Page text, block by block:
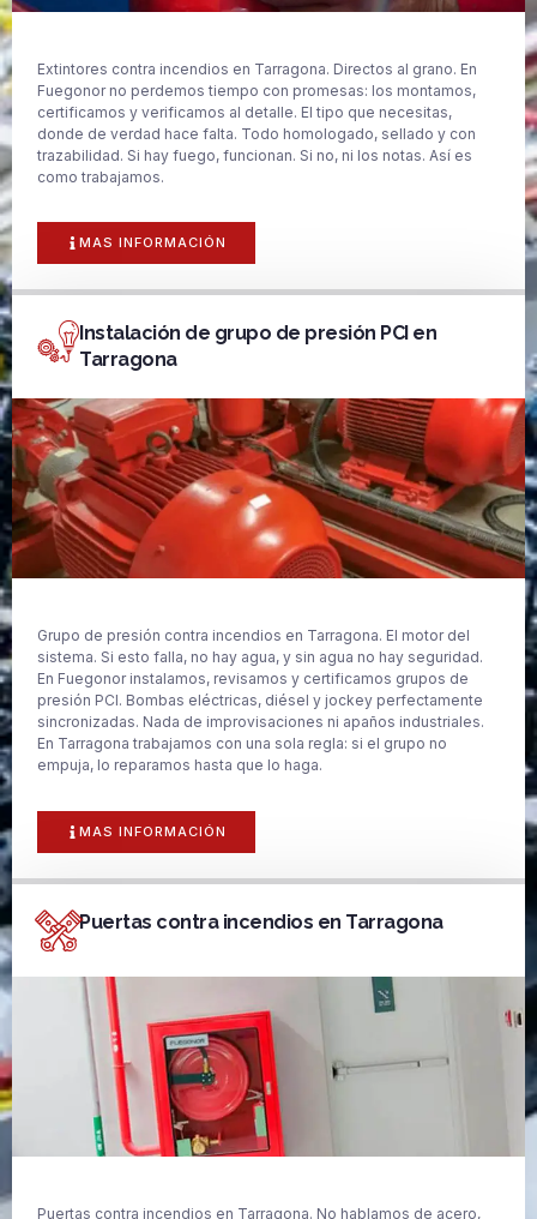
Extintores contra incendios en Tarragona. Directos al grano. En
Fuegonor no perdemos tiempo con promesas: los montamos,
certificamos y verificamos al detalle. El tipo que necesitas,
donde de verdad hace falta. Todo homologado, sellado y con
trazabilidad. Si hay fuego, funcionan. Si no, ni los notas. Así es
como trabajamos.
MAS INFORMACIÓN
Instalación de grupo de presión PCI en
Tarragona
Grupo de presión contra incendios en Tarragona. El motor del
sistema. Si esto falla, no hay agua, y sin agua no hay seguridad.
En Fuegonor instalamos, revisamos y certificamos grupos de
presión PCI. Bombas eléctricas, diésel y jockey perfectamente
sincronizadas. Nada de improvisaciones ni apaños industriales.
En Tarragona trabajamos con una sola regla: si el grupo no
empuja, lo reparamos hasta que lo haga.
MAS INFORMACIÓN
Puertas contra incendios en Tarragona
Puertas contra incendios en Tarragona. No hablamos de acero,